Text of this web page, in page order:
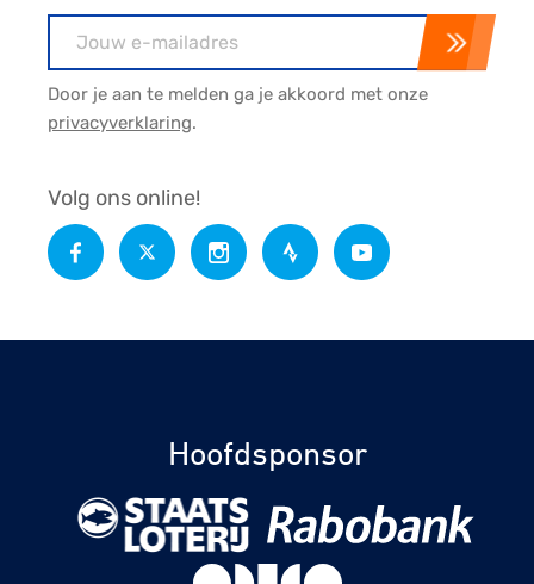
Door je aan te melden ga je akkoord met onze
privacyverklaring.
Volg ons online!
Hoofdsponsor